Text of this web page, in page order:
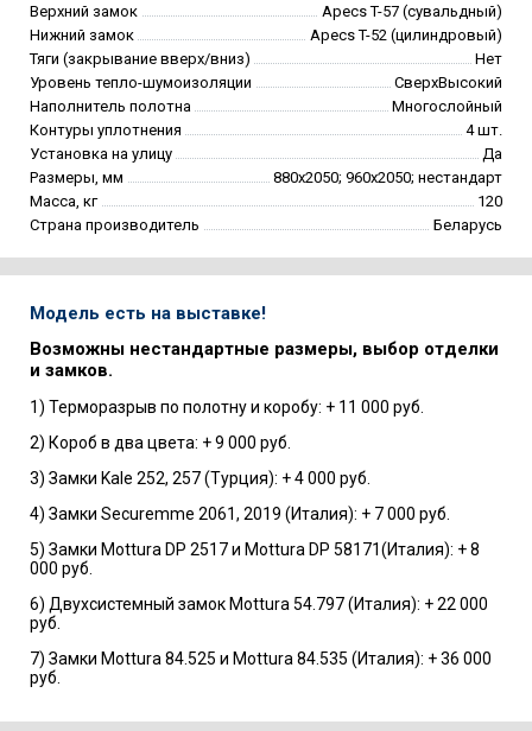
Верхний замок
Apecs T-57 (сувальдный)
Нижний замок
Apecs T-52 (цилиндровый)
Тяги (закрывание вверх/вниз)
Нет
Уровень тепло-шумоизоляции
СверхВысокий
Наполнитель полотна
Многослойный
Контуры уплотнения
4 шт.
Установка на улицу
Да
Размеры, мм
880х2050; 960х2050; нестандарт
Масса, кг
120
Страна производитель
Беларусь
Модель есть на выставке!
Возможны нестандартные размеры, выбор отделки
и замков.
1) Терморазрыв по полотну и коробу: + 11 000 руб.
2) Короб в два цвета: + 9 000 руб.
3) Замки Kale 252, 257 (Турция): + 4 000 руб.
4) Замки Securemme 2061, 2019 (Италия): + 7 000 руб.
5) Замки Mottura DP 2517 и Mottura DP 58171(Италия): + 8
000 руб.
6) Двухсистемный замок Mottura 54.797 (Италия): + 22 000
руб.
7) Замки Mottura 84.525 и Mottura 84.535 (Италия): + 36 000
руб.